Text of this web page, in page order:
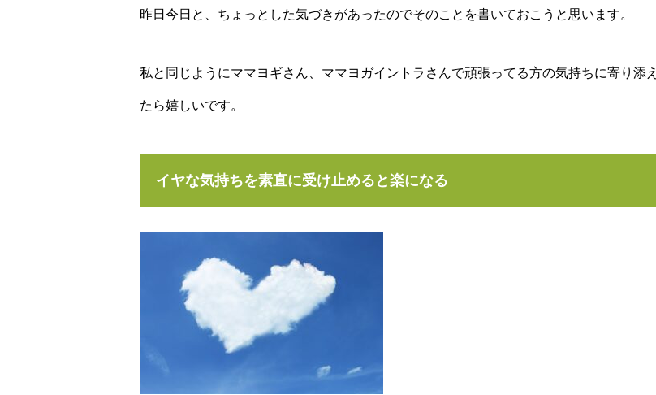
昨日今日と、ちょっとした気づきがあったのでそのことを書いておこうと思います。
私と同じようにママヨギさん、ママヨガイントラさんで頑張ってる方の気持ちに寄り添え
たら嬉しいです。
イヤな気持ちを素直に受け止めると楽になる